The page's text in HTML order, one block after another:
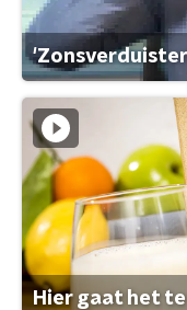
Hier gaat het